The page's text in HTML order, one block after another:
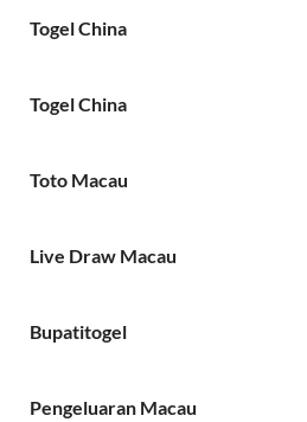
Togel China
Togel China
Toto Macau
Live Draw Macau
Bupatitogel
Pengeluaran Macau